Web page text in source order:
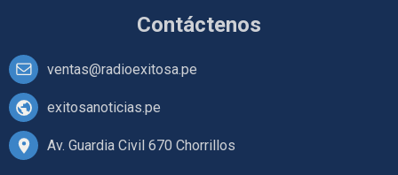
Contáctenos
ventas@radioexitosa.pe
exitosanoticias.pe
Av. Guardia Civil 670 Chorrillos